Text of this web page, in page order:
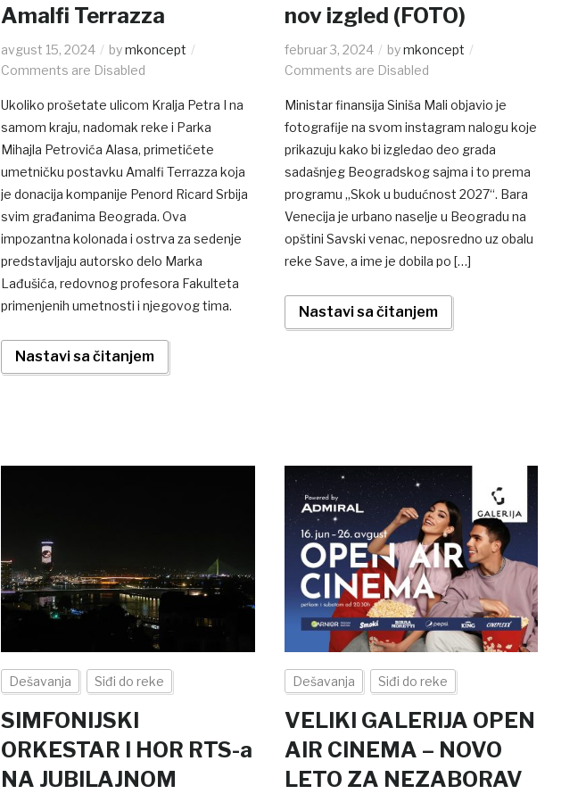
Amalfi Terrazza
avgust 15, 2024 bymkoncept
Comments are Disabled
Ukoliko prošetate ulicom Kralja Petra I na
samom kraju, nadomak reke i Parka
Mihajla Petrovića Alasa, primetićete
umetničku postavku Amalfi Terrazza koja
je donacija kompanije Penord Ricard Srbija
svim građanima Beograda. Ova
impozantna kolonada i ostrva za sedenje
predstavljaju autorsko delo Marka
Lađušića, redovnog profesora Fakulteta
primenjenih umetnosti i njegovog tima.
Nastavi sa čitanjem
nov izgled (FOTO)
februar 3, 2024 bymkoncept
Comments are Disabled
Ministar finansija Siniša Mali objavio je
fotografije na svom instagram nalogu koje
prikazuju kako bi izgledao deo grada
sadašnjeg Beogradskog sajma i to prema
programu „Skok u budućnost 2027“. Bara
Venecija je urbano naselje u Beogradu na
opštini Savski venac, neposredno uz obalu
reke Save, a ime je dobila po […]
Nastavi sa čitanjem
Dešavanja Siđi do reke
SIMFONIJSKI
ORKESTAR I HOR RTS-a
NA JUBILAJNOM
Dešavanja Siđi do reke
VELIKI GALERIJA OPEN
AIR CINEMA – NOVO
LETO ZA NEZABORAV